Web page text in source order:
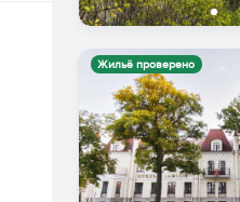
Жильё проверено